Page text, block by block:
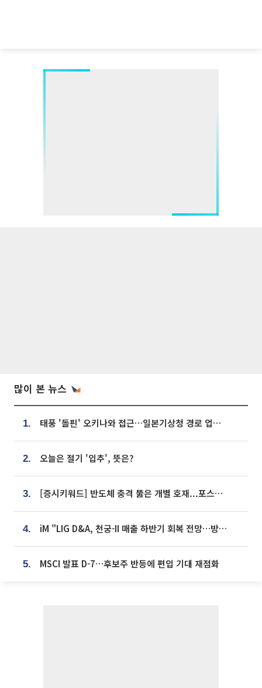
많이 본 뉴스
1. 태풍 '돌핀' 오키나와 접근…일본기상청 경로 업데이트
2. 오늘은 절기 '입추', 뜻은?
3. [증시키워드] 반도체 충격 뚫은 개별 호재...포스코퓨처엠·에코프로·한화솔루션 '눈길'
4. iM "LIG D&A, 천궁-II 매출 하반기 회복 전망…방산 톱픽 유지"
5. MSCI 발표 D-7…후보주 반등에 편입 기대 재점화